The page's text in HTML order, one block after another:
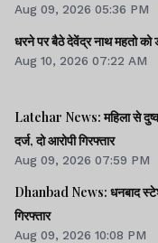
Aug 09, 2026 05:36 PM
धरने पर बैठे देवेंद्र नाथ महतो
Aug 10, 2026 07:22 AM
Latehar News: महिला से
दर्ज, दो आरोपी गिरफ्तार
Aug 09, 2026 07:59 PM
Dhanbad News: धनबाद
गिरफ्तार
Aug 09, 2026 10:08 PM